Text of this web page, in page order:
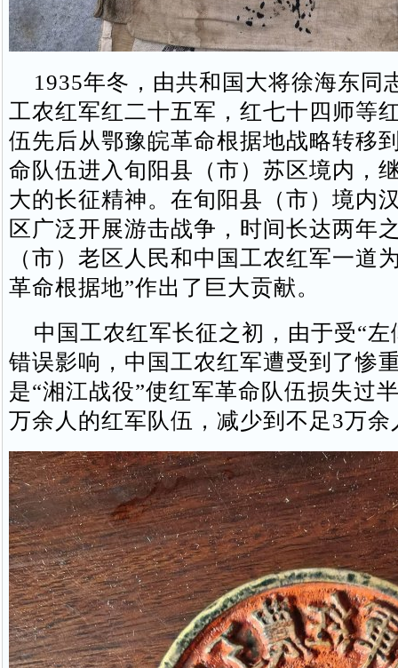
1935年冬，由共和国大将徐海东同
工农红军红二十五军，红七十四师等
伍先后从鄂豫皖革命根据地战略转移
命队伍进入旬阳县（市）苏区境内，
大的长征精神。在旬阳县（市）境内
区广泛开展游击战争，时间长达两年
（市）老区人民和中国工农红军一道
革命根据地”作出了巨大贡献。
中国工农红军长征之初，由于受“左
错误影响，中国工农红军遭受到了惨
是“湘江战役”使红军革命队伍损失过
万余人的红军队伍，减少到不足3万余